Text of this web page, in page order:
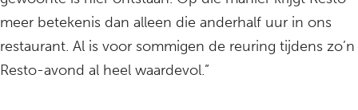
meer betekenis dan alleen die anderhalf uur in ons
restaurant. Al is voor sommigen de reuring tijdens zo’n
Resto-avond al heel waardevol.”